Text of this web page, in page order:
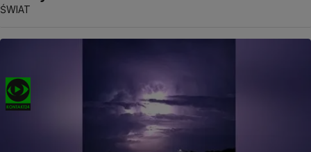
ŚWIAT